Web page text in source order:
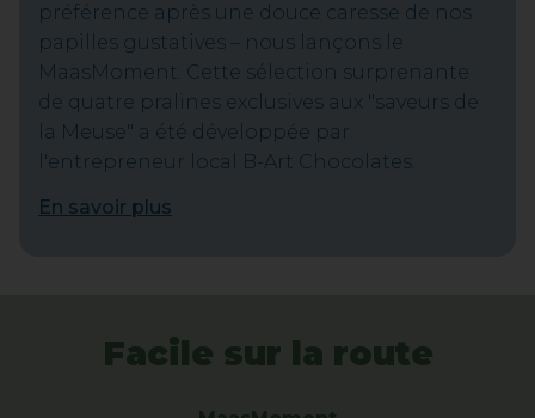
préférence après une douce caresse de nos
papilles gustatives – nous lançons le
MaasMoment. Cette sélection surprenante
de quatre pralines exclusives aux "saveurs de
la Meuse" a été développée par
l'entrepreneur local B-Art Chocolates.
En savoir plus
Facile sur la route